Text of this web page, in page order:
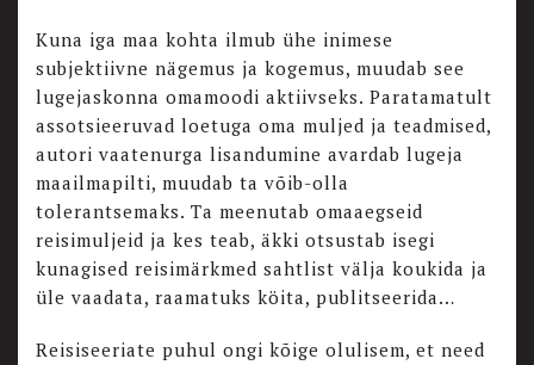
Kuna iga maa kohta ilmub ühe inimese
subjektiivne nägemus ja kogemus, muudab see
lugejaskonna omamoodi aktiivseks. Paratamatult
assotsieeruvad loetuga oma muljed ja teadmised,
autori vaatenurga lisandumine avardab lugeja
maailmapilti, muudab ta võib-olla
tolerantsemaks. Ta meenutab omaaegseid
reisimuljeid ja kes teab, äkki otsustab isegi
kunagised reisimärkmed sahtlist välja koukida ja
üle vaadata, raamatuks köita, publitseerida…
Reisiseeriate puhul ongi kõige olulisem, et need